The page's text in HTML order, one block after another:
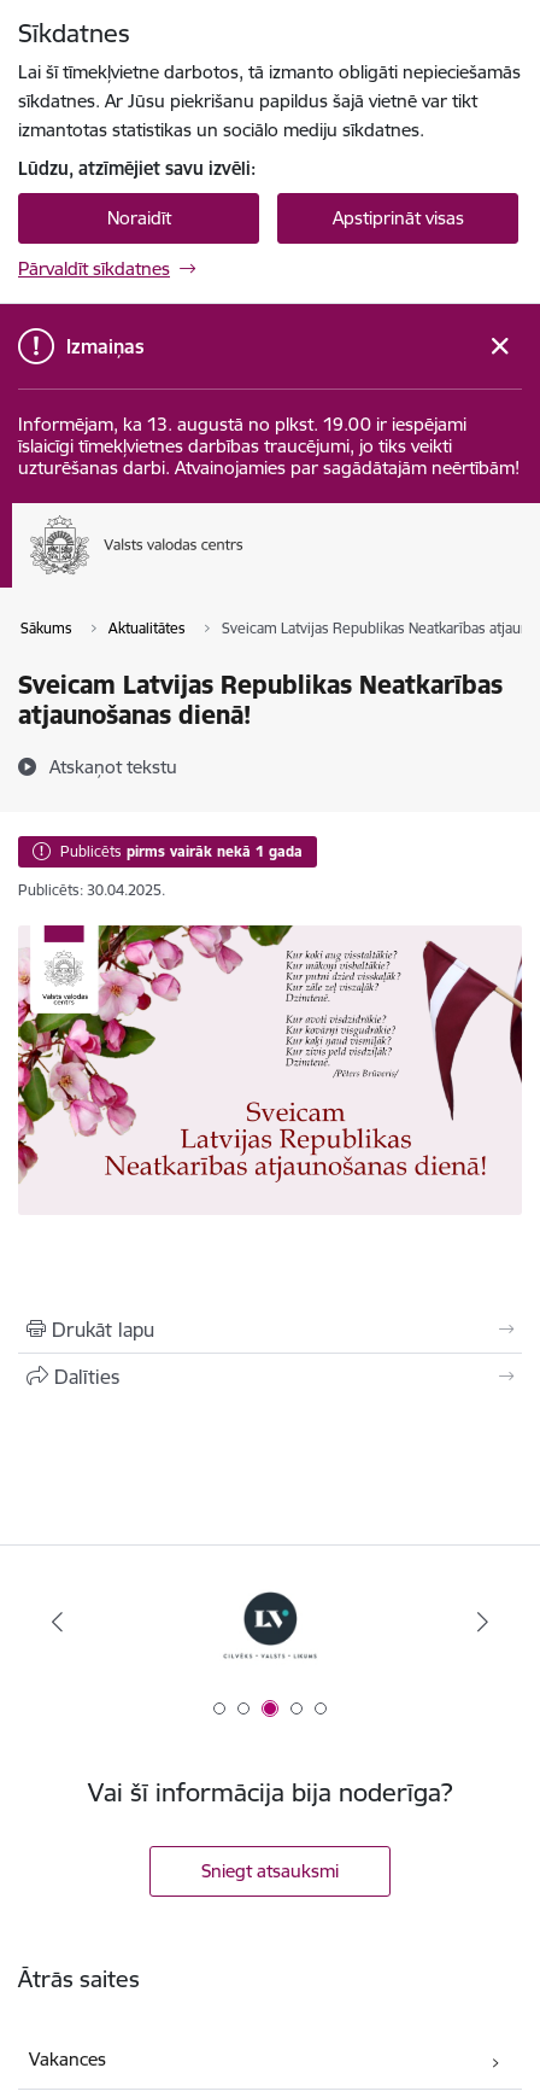
Sīkdatnes
Lai šī tīmekļvietne darbotos, tā izmanto obligāti nepieciešamās
sīkdatnes. Ar Jūsu piekrišanu papildus šajā vietnē var tikt
izmantotas statistikas un sociālo mediju sīkdatnes.
Lūdzu, atzīmējiet savu izvēli:
Noraidīt Apstiprināt visas
Pārvaldīt sīkdatnes
Izmaiņas
Informējam, ka 13. augustā no plkst. 19.00 ir iespējami
īslaicīgi tīmekļvietnes darbības traucējumi, jo tiks veikti
uzturēšanas darbi. Atvainojamies par sagādātajām neērtībām!
Sākums Aktualitātes Sveicam Latvijas Republikas Neatkarības
Sveicam Latvijas Republikas Neatkarības
atjaunošanas dienā!
Atskaņot tekstu
Publicēts pirms vairāk nekā 1 gada
Publicēts: 30.04.2025.
Drukāt lapu
Dalīties
Vai šī informācija bija noderīga?
Sniegt atsauksmi
Ātrās saites
Vakances